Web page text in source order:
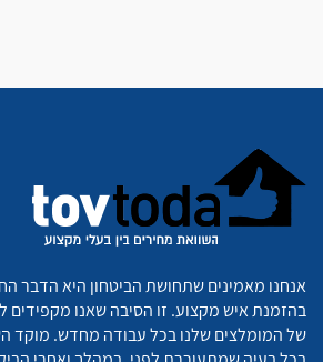
אנחנו מאמינים שתחושת הביטחון היא הדבר
בהזמנת איש מקצוע. זו הסיבה שאנו מקפידים
של המומלצים שלנו בכל עבודה מחדש. מוקד